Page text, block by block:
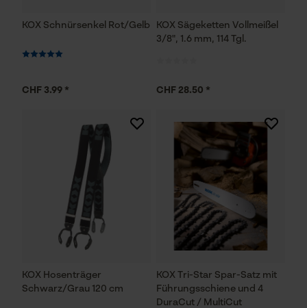
KOX Schnürsenkel Rot/Gelb
CHF 3.99 *
KOX Sägeketten Vollmeißel
3/8", 1.6 mm, 114 Tgl.
CHF 28.50 *
KOX Hosenträger
Schwarz/Grau 120 cm
KOX Tri-Star Spar-Satz mit
Führungsschiene und 4
DuraCut / MultiCut